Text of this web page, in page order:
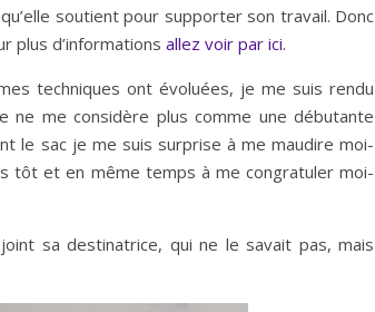
soutient pour supporter son travail. Donc
plus d’informations allez voir par ici.
techniques ont évoluées, je me suis rendu
ne me considère plus comme une débutante
le sac je me suis surprise à me maudire moi-
tôt et en même temps à me congratuler moi-
sa destinatrice, qui ne le savait pas, mais